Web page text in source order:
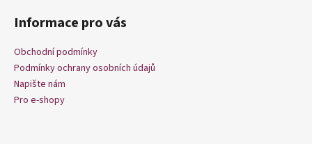
Informace pro vás
Obchodní podmínky
Podmínky ochrany osobních údajů
Napište nám
Pro e-shopy